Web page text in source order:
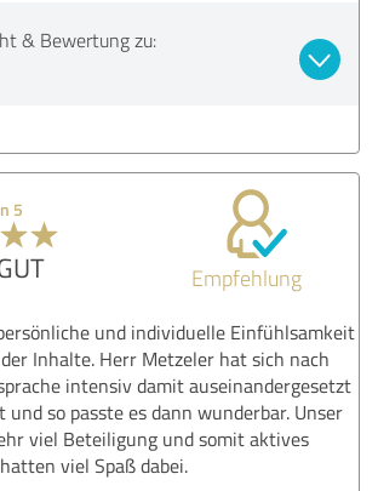
& Bewertung zu:
5
Empfehlung
und individuelle Einfühlsamkeit
Inhalte. Herr Metzeler hat sich nach
intensiv damit auseinandergesetzt
so passte es dann wunderbar. Unser
viel Beteiligung und somit aktives
viel Spaß dabei.